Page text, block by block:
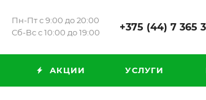
Пн-Пт с 9:00 до 20:00
Сб-Вс с 10:00 до 19:00
+375 (44) 7 365
АКЦИИ УСЛУГИ